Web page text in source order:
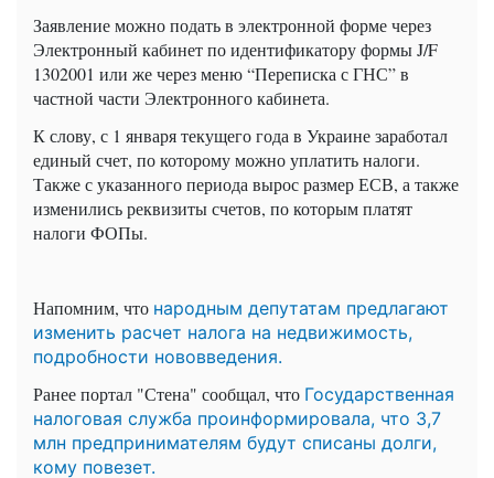
Заявление можно подать в электронной форме через
Электронный кабинет по идентификатору формыJ/F
1302001 или же через меню “Переписка с ГНС” в
частной части Электронного кабинета.
К слову, с 1 января текущего года в Украине заработал
единый счет, по которому можно уплатить налоги.
Также с указанного периода вырос размер ЕСВ, а также
изменились реквизиты счетов, по которым платят
налоги ФОПы.
Напомним, что народным депутатам предлагают
изменить расчет налога на недвижимость,
подробности нововведения.
Ранее портал "Стена" сообщал, что Государственная
налоговая служба проинформировала, что 3,7
млн предпринимателям будут списаны долги,
кому повезет.